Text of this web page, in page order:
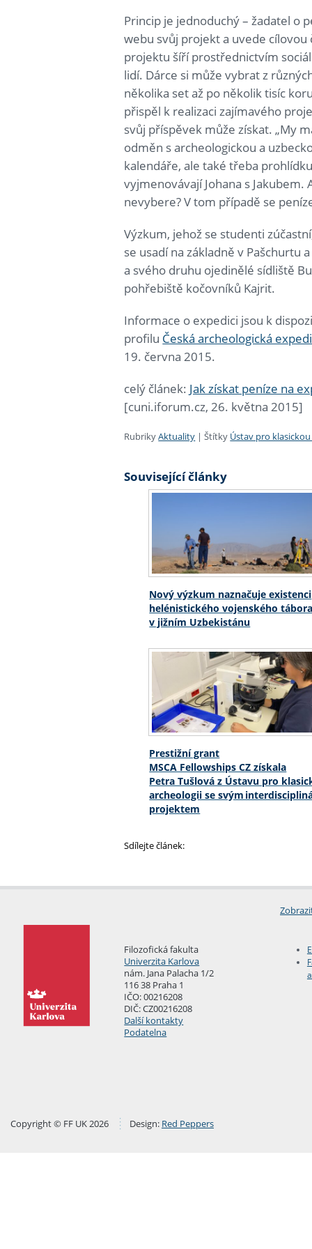
Princip je jednoduchý – žadatel o
webu svůj projekt a uvede
projektu šíří prostřednictvím
lidí. Dárce si může vybrat z
několika set až po několik tisíc
přispěl k realizaci zajímavého
svůj příspěvek může získat. „My
odměn s archeologickou a
kalendáře, ale také třeba
vyjmenovávají Johana s Jakubem.
nevybere? V tom případě se
Výzkum, jehož se studenti
se usadí na základně v
a svého druhu ojedinělé sídliště
pohřebiště kočovníků Kajrit.
Informace o expedici jsou k
profilu Česká archeologická
19. června 2015.
celý článek: Jak získat peníze na
[cuni.iforum.cz, 26. května 2015]
RubrikyAktuality |Štítky Ústav pro
Související články
Nový výzkum naznačuje existenci
helénistického vojenského
v jižním Uzbekistánu
Prestižní grant
MSCA Fellowships CZ získala
Petra Tušlová z Ústavu pro
archeologii se svým
projektem
Sdílejte článek:
Filozofická fakulta
Univerzita Karlova
nám. Jana Palacha 1/2
116 38 Praha 1
IČO: 00216208
DIČ: CZ00216208
Další kontakty
Podatelna
Copyright © FF UK 2026 Design: Red Peppers